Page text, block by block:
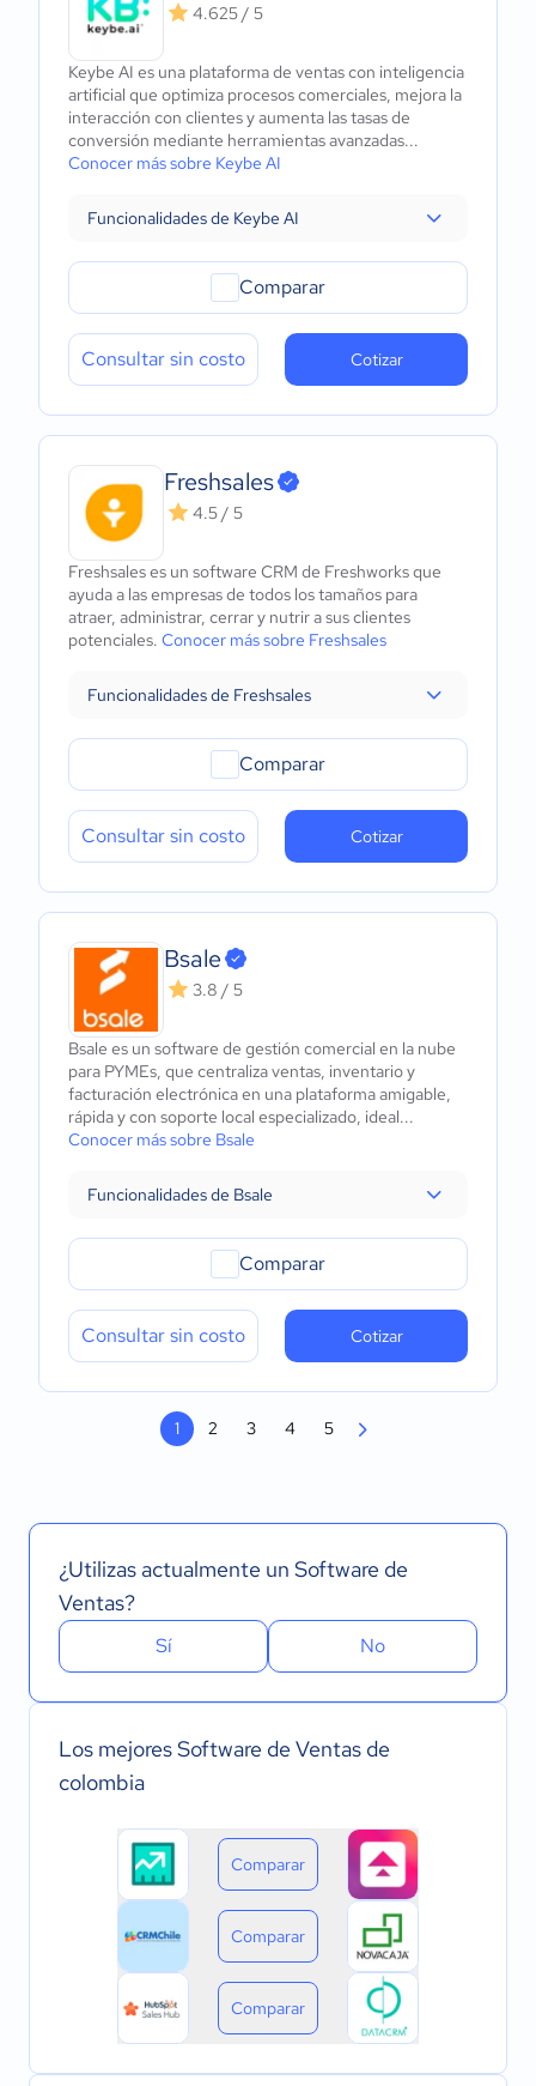
4.625 / 5
Keybe AI es una plataforma de ventas con inteligencia
artificial que optimiza procesos comerciales, mejora la
interacción con clientes y aumenta las tasas de
conversión mediante herramientas avanzadas...
Conocer más sobre Keybe AI
Funcionalidades de Keybe AI
Comparar
Consultar sin costo Cotizar
Freshsales
4.5 / 5
Freshsales es un software CRM de Freshworks que
ayuda a las empresas de todos los tamaños para
atraer, administrar, cerrar y nutrir a sus clientes
potenciales. Conocer más sobre Freshsales
Funcionalidades de Freshsales
Comparar
Consultar sin costo Cotizar
Bsale
3.8 / 5
Bsale es un software de gestión comercial en la nube
para PYMEs, que centraliza ventas, inventario y
facturación electrónica en una plataforma amigable,
rápida y con soporte local especializado, ideal...
Conocer más sobre Bsale
Funcionalidades de Bsale
Comparar
Consultar sin costo Cotizar
1 2 3 4 5
¿Utilizas actualmente un Software de
Ventas?
Sí No
Los mejores Software de Ventas de
colombia
Comparar
Comparar
Comparar